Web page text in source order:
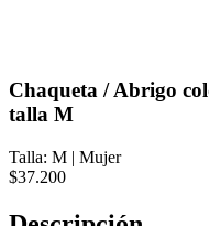
Chaqueta / Abrigo
talla M
Talla: M | Mujer
$37.200